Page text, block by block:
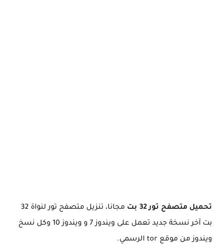
تحميل متصفح تور 32 بت
مجانا، تنزيل متصفح تور لنواة 32
بت آخر نسخة جديد تعمل على ويندوز 7 و ويندوز 10 وكل نسخ
ويندوز من موقع tor الرسمي.